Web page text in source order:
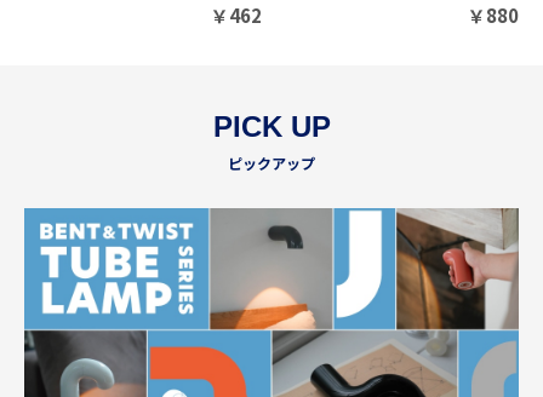
￥462 ￥880
PICK UP
ピックアップ